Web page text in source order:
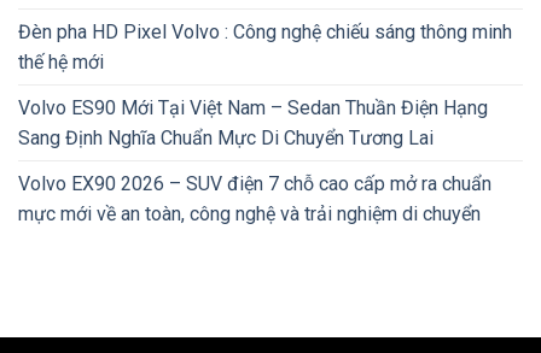
Đèn pha HD Pixel Volvo : Công nghệ chiếu sáng thông minh
thế hệ mới
Volvo ES90 Mới Tại Việt Nam – Sedan Thuần Điện Hạng
Sang Định Nghĩa Chuẩn Mực Di Chuyển Tương Lai
Volvo EX90 2026 – SUV điện 7 chỗ cao cấp mở ra chuẩn
mực mới về an toàn, công nghệ và trải nghiệm di chuyển